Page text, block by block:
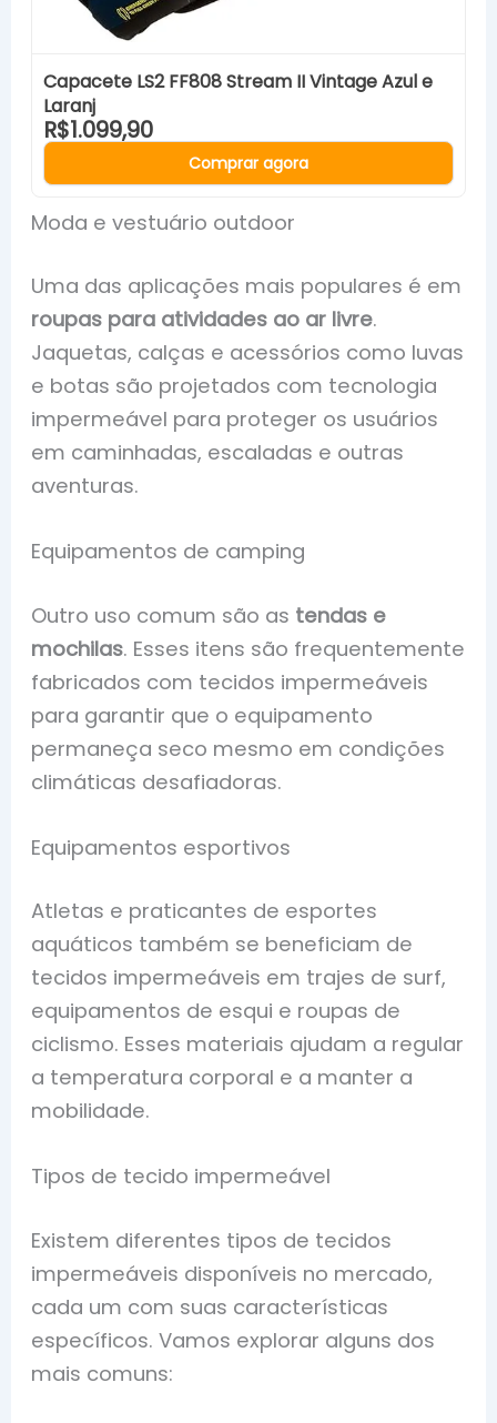
Capacete LS2 FF808 Stream II Vintage Azul e
Laranj
R$1.099,90
Comprar agora
Moda e vestuário outdoor
Uma das aplicações mais populares é em
roupas para atividades ao ar livre.
Jaquetas, calças e acessórios como luvas
e botas são projetados com tecnologia
impermeável para proteger os usuários
em caminhadas, escaladas e outras
aventuras.
Equipamentos de camping
Outro uso comum são as tendas e
mochilas. Esses itens são frequentemente
fabricados com tecidos impermeáveis
para garantir que o equipamento
permaneça seco mesmo em condições
climáticas desafiadoras.
Equipamentos esportivos
Atletas e praticantes de esportes
aquáticos também se beneficiam de
tecidos impermeáveis em trajes de surf,
equipamentos de esqui e roupas de
ciclismo. Esses materiais ajudam a regular
a temperatura corporal e a manter a
mobilidade.
Tipos de tecido impermeável
Existem diferentes tipos de tecidos
impermeáveis disponíveis no mercado,
cada um com suas características
específicos. Vamos explorar alguns dos
mais comuns: